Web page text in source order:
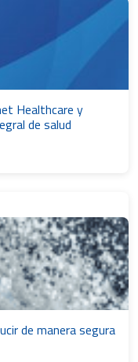
Healthcare y
de salud
de manera segura